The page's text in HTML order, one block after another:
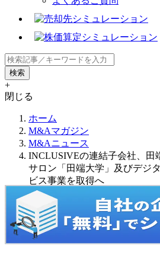
+
閉じる
ホーム
M&Aマガジン
M&Aニュース
INCLUSIVEの連結子会社、田
サロン「田端大学」及びデジ
ビス事業を取得へ